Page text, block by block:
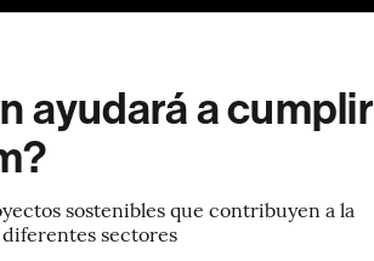
ayudará a cumplir
sostenibles que contribuyen a la
sectores